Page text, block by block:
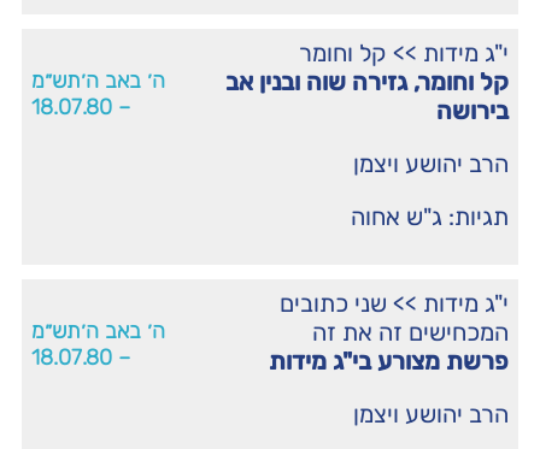
י"ג מידות >> קל וחומר
קל וחומר, גזירה שוה ובנין אב
בירושה
הרב יהושע ויצמן
תגיות: ג"ש אחוה
ה׳ באב ה׳תש״מ
– 18.07.80
י"ג מידות >> שני כתובים
המכחישים זה את זה
פרשת מצורע בי"ג מידות
הרב יהושע ויצמן
ה׳ באב ה׳תש״מ
– 18.07.80